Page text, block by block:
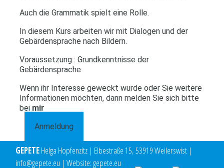
Auch die Grammatik spielt eine Rolle.
In diesem Kurs arbeiten wir mit Dialogen und der
Gebärdensprache nach Bildern.
Voraussetzung : Grundkenntnisse der
Gebärdensprache
Wenn ihr Interesse geweckt wurde oder Sie weitere
Informationen möchten, dann melden Sie sich bitte
bei mir
Anmeldung
GEPETEHelga Hopfenzitz | Elbestraße 15, 53919 Weilerswist |
info@gepete.eu | Website: gepete.eu